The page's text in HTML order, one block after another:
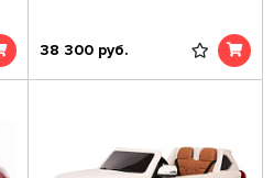
38 300 руб.